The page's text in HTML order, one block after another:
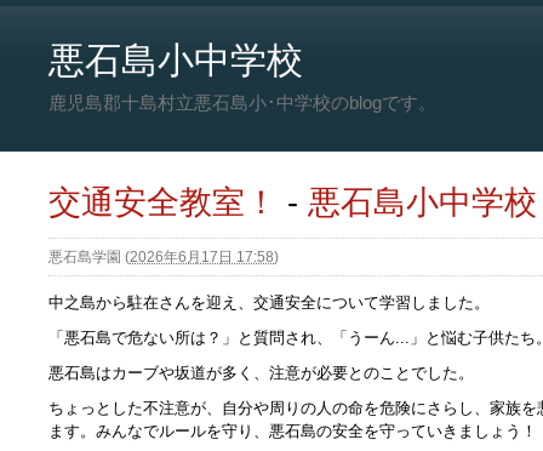
悪石島小中学校
鹿児島郡十島村立悪石島小･中学校のblogです。
交通安全教室！ - 悪石島小中学校
悪石島学園 (2026年6月17日 17:58)
中之島から駐在さんを迎え、交通安全について学習しました。
「悪石島で危ない所は？」と質問され、「うーん...」と悩む子供たち
悪石島はカーブや坂道が多く、注意が必要とのことでした。
ちょっとした不注意が、自分や周りの人の命を危険にさらし、家族
ます。みんなでルールを守り、悪石島の安全を守っていきましょう！